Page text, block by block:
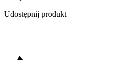
Udostępnij produkt